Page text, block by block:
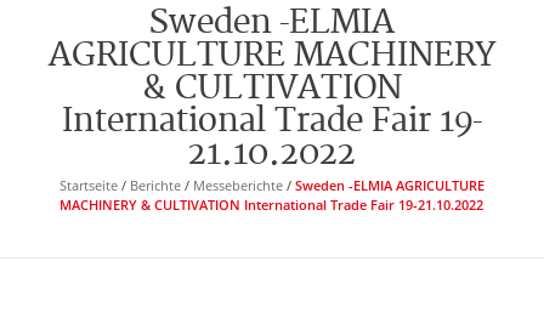
Sweden -ELMIA
AGRICULTURE MACHINERY
& CULTIVATION
International Trade Fair 19-
21.10.2022
Startseite/ Berichte/ Messeberichte/ Sweden -ELMIA AGRICULTURE
MACHINERY & CULTIVATION International Trade Fair 19-21.10.2022